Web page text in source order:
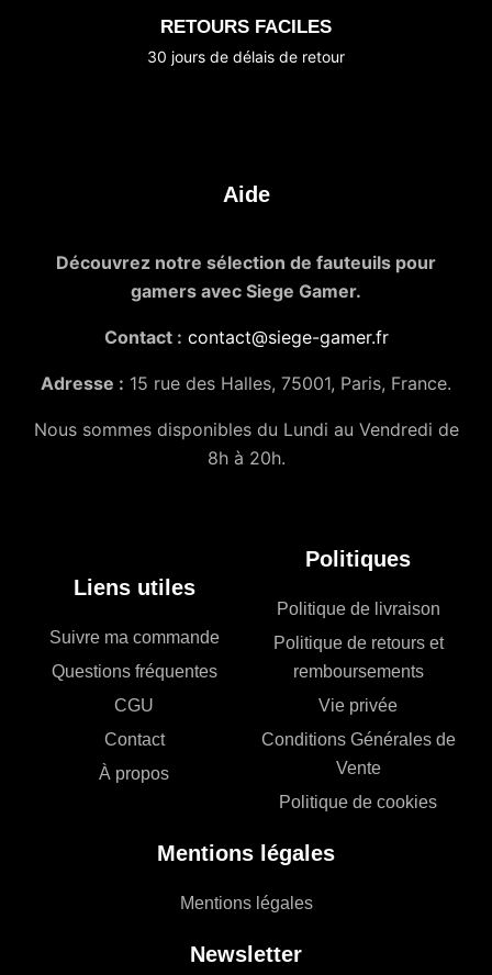
RETOURS FACILES
30 jours de délais de retour
Aide
Découvrez notre sélection de fauteuils pour
gamers avec Siege Gamer.
Contact : contact@siege-gamer.fr
Adresse : 15 rue des Halles, 75001, Paris, France.
Nous sommes disponibles du Lundi au Vendredi de
8h à 20h.
Liens utiles
Suivre ma commande
Questions fréquentes
CGU
Contact
À propos
Politiques
Politique de livraison
Politique de retours et
remboursements
Vie privée
Conditions Générales de
Vente
Politique de cookies
Mentions légales
Mentions légales
Newsletter